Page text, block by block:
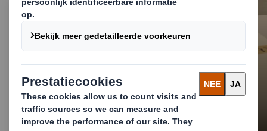
Karton recycling